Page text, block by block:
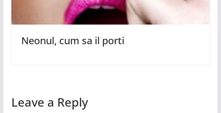
Neonul, cum sa il porti
Leave a Reply